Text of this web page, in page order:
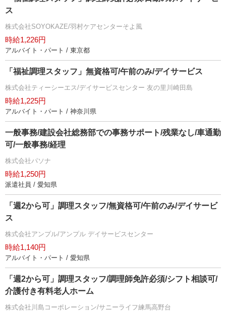
ス
株式会社SOYOKAZE/羽村ケアセンターそよ風
時給1,226円
アルバイト・パート / 東京都
「福祉調理スタッフ」無資格可/午前のみ/デイサービス
株式会社ティーシーエス/デイサービスセンター 友の里川崎田島
時給1,225円
アルバイト・パート / 神奈川県
一般事務/建設会社総務部での事務サポート/残業なし/車通勤
可/一般事務/経理
株式会社パソナ
時給1,250円
派遣社員 / 愛知県
「週2から可」調理スタッフ/無資格可/午前のみ/デイサービ
ス
株式会社アンプル/アンプル デイサービスセンター
時給1,140円
アルバイト・パート / 愛知県
「週2から可」調理スタッフ/調理師免許必須/シフト相談可/
介護付き有料老人ホーム
株式会社川島コーポレーション/サニーライフ練馬高野台